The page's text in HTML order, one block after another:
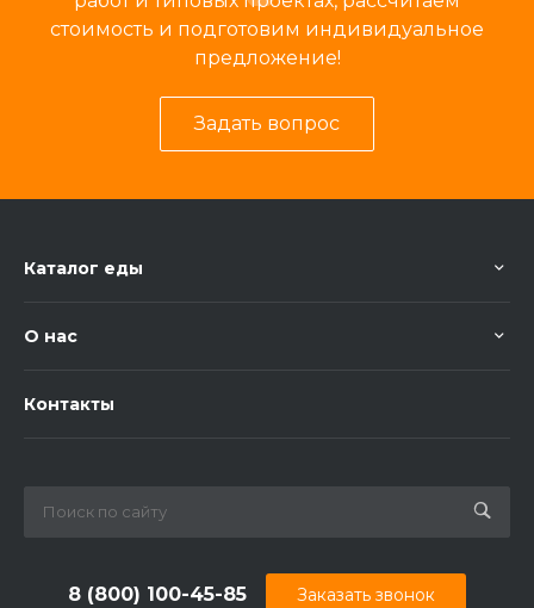
стоимость и подготовим индивидуальное
предложение!
Задать вопрос
Каталог еды
О нас
Контакты
8 (800) 100-45-85 Заказать звонок